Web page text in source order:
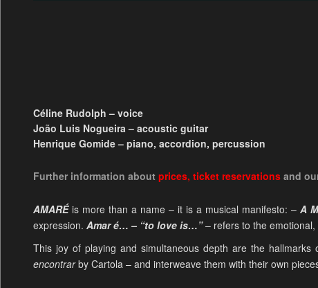
Céline Rudolph – voice
João Luis Nogueira – acoustic guitar
Henrique Gomide – piano, accordion, percussion
Further information about prices, ticket reservations and
AMARÉ is more than a name – it is a musical manifesto: – A
expression. Amar é… – “to love is…” – refers to the
This joy of playing and simultaneous depth are the hallmarks
encontrarby Cartola – and interweave them with their own